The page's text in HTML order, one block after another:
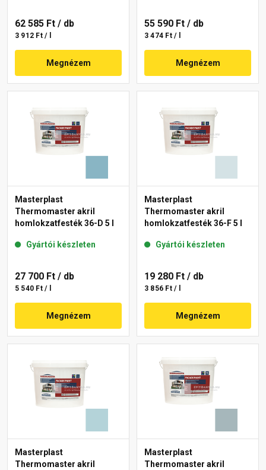
62 585 Ft / db
3 912 Ft / l
Megnézem
55 590 Ft / db
3 474 Ft / l
Megnézem
Masterplast
Thermomaster akril
homlokzatfesték 36-D 5 l
Gyártói készleten
27 700 Ft / db
5 540 Ft / l
Megnézem
Masterplast
Thermomaster akril
homlokzatfesték 36-F 5 l
Gyártói készleten
19 280 Ft / db
3 856 Ft / l
Megnézem
Masterplast
Thermomaster akril
Masterplast
Thermomaster akril